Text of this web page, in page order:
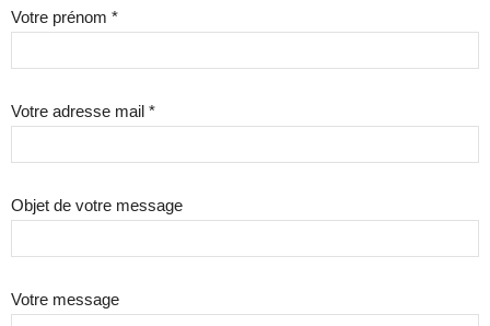
Votre prénom *
Votre adresse mail *
Objet de votre message
Votre message